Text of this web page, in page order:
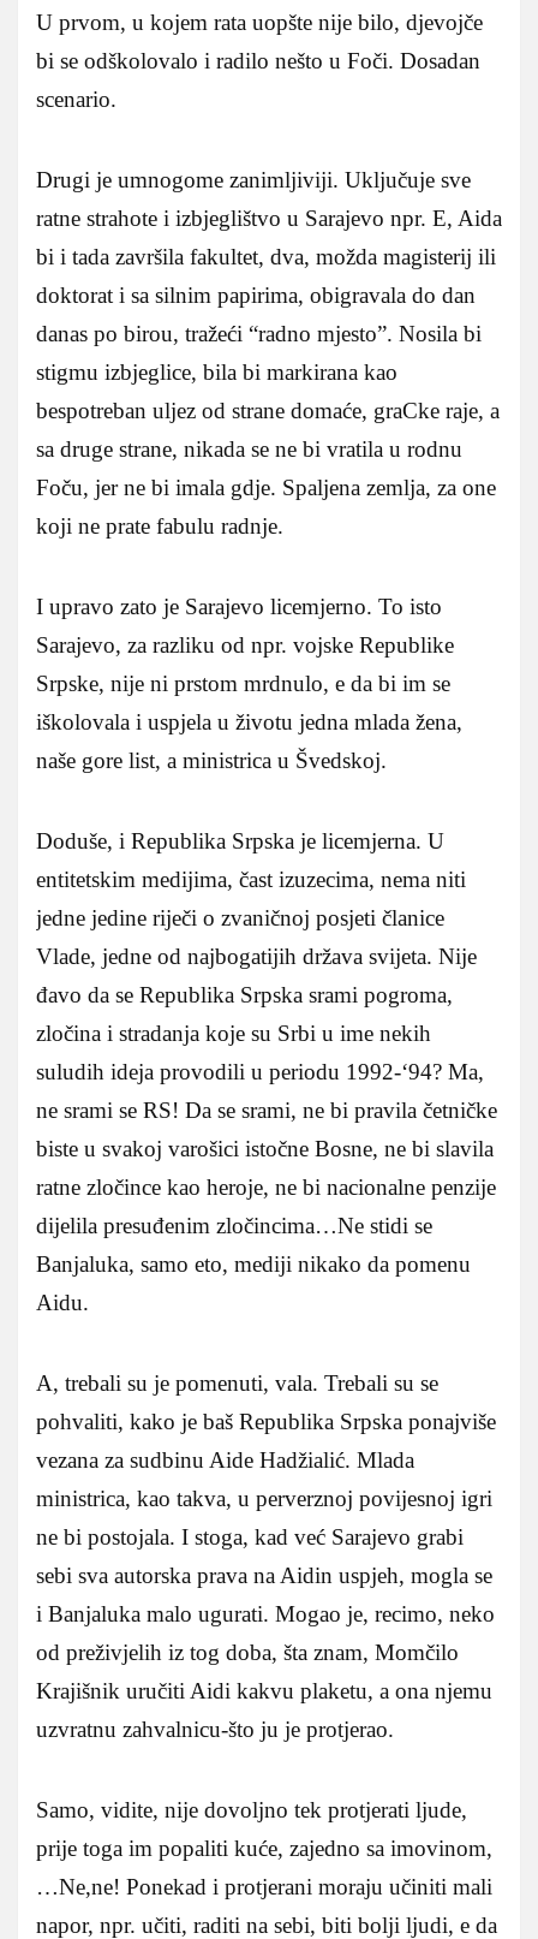
U prvom, u kojem rata uopšte nije bilo, djevojče
bi se odškolovalo i radilo nešto u Foči. Dosadan
scenario.
Drugi je umnogome zanimljiviji. Uključuje sve
ratne strahote i izbjeglištvo u Sarajevo npr. E, Aida
bi i tada završila fakultet, dva, možda magisterij ili
doktorat i sa silnim papirima, obigravala do dan
danas po birou, tražeći “radno mjesto”. Nosila bi
stigmu izbjeglice, bila bi markirana kao
bespotreban uljez od strane domaće, graCke raje, a
sa druge strane, nikada se ne bi vratila u rodnu
Foču, jer ne bi imala gdje. Spaljena zemlja, za one
koji ne prate fabulu radnje.
I upravo zato je Sarajevo licemjerno. To isto
Sarajevo, za razliku od npr. vojske Republike
Srpske, nije ni prstom mrdnulo, e da bi im se
iškolovala i uspjela u životu jedna mlada žena,
naše gore list, a ministrica u Švedskoj.
Doduše, i Republika Srpska je licemjerna. U
entitetskim medijima, čast izuzecima, nema niti
jedne jedine riječi o zvaničnoj posjeti članice
Vlade, jedne od najbogatijih država svijeta. Nije
đavo da se Republika Srpska srami pogroma,
zločina i stradanja koje su Srbi u ime nekih
suludih ideja provodili u periodu 1992-‘94? Ma,
ne srami se RS! Da se srami, ne bi pravila četničke
biste u svakoj varošici istočne Bosne, ne bi slavila
ratne zločince kao heroje, ne bi nacionalne penzije
dijelila presuđenim zločincima…Ne stidi se
Banjaluka, samo eto, mediji nikako da pomenu
Aidu.
A, trebali su je pomenuti, vala. Trebali su se
pohvaliti, kako je baš Republika Srpska ponajviše
vezana za sudbinu Aide Hadžialić. Mlada
ministrica, kao takva, u perverznoj povijesnoj igri
ne bi postojala. I stoga, kad već Sarajevo grabi
sebi sva autorska prava na Aidin uspjeh, mogla se
i Banjaluka malo ugurati. Mogao je, recimo, neko
od preživjelih iz tog doba, šta znam, Momčilo
Krajišnik uručiti Aidi kakvu plaketu, a ona njemu
uzvratnu zahvalnicu-što ju je protjerao.
Samo, vidite, nije dovoljno tek protjerati ljude,
prije toga im popaliti kuće, zajedno sa imovinom,
…Ne,ne! Ponekad i protjerani moraju učiniti mali
napor, npr. učiti, raditi na sebi, biti bolji ljudi, e da